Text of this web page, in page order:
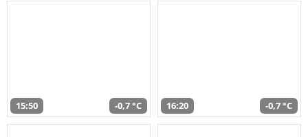
15:50 -0,7 °C 16:20 -0,7 °C